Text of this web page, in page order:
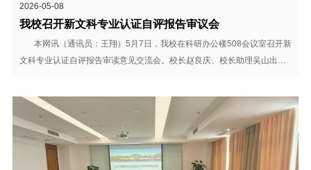
2026-05-08
我校召开新文科专业认证自评报告审议会
本网讯（通讯员：王翔）5月7日，我校在科研办公楼508会议室召开新
文科专业认证自评报告审读意见交流会。校长赵良庆、校长助理吴山出
业认证工作组组长围绕专业认证工作进展、阶段性建...